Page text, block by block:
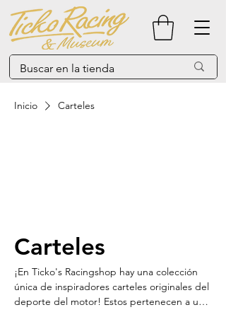
Inicio Carteles
Carteles
¡En Ticko's Racingshop hay una colección
única de inspiradores carteles originales del
deporte del motor! Estos pertenecen a una